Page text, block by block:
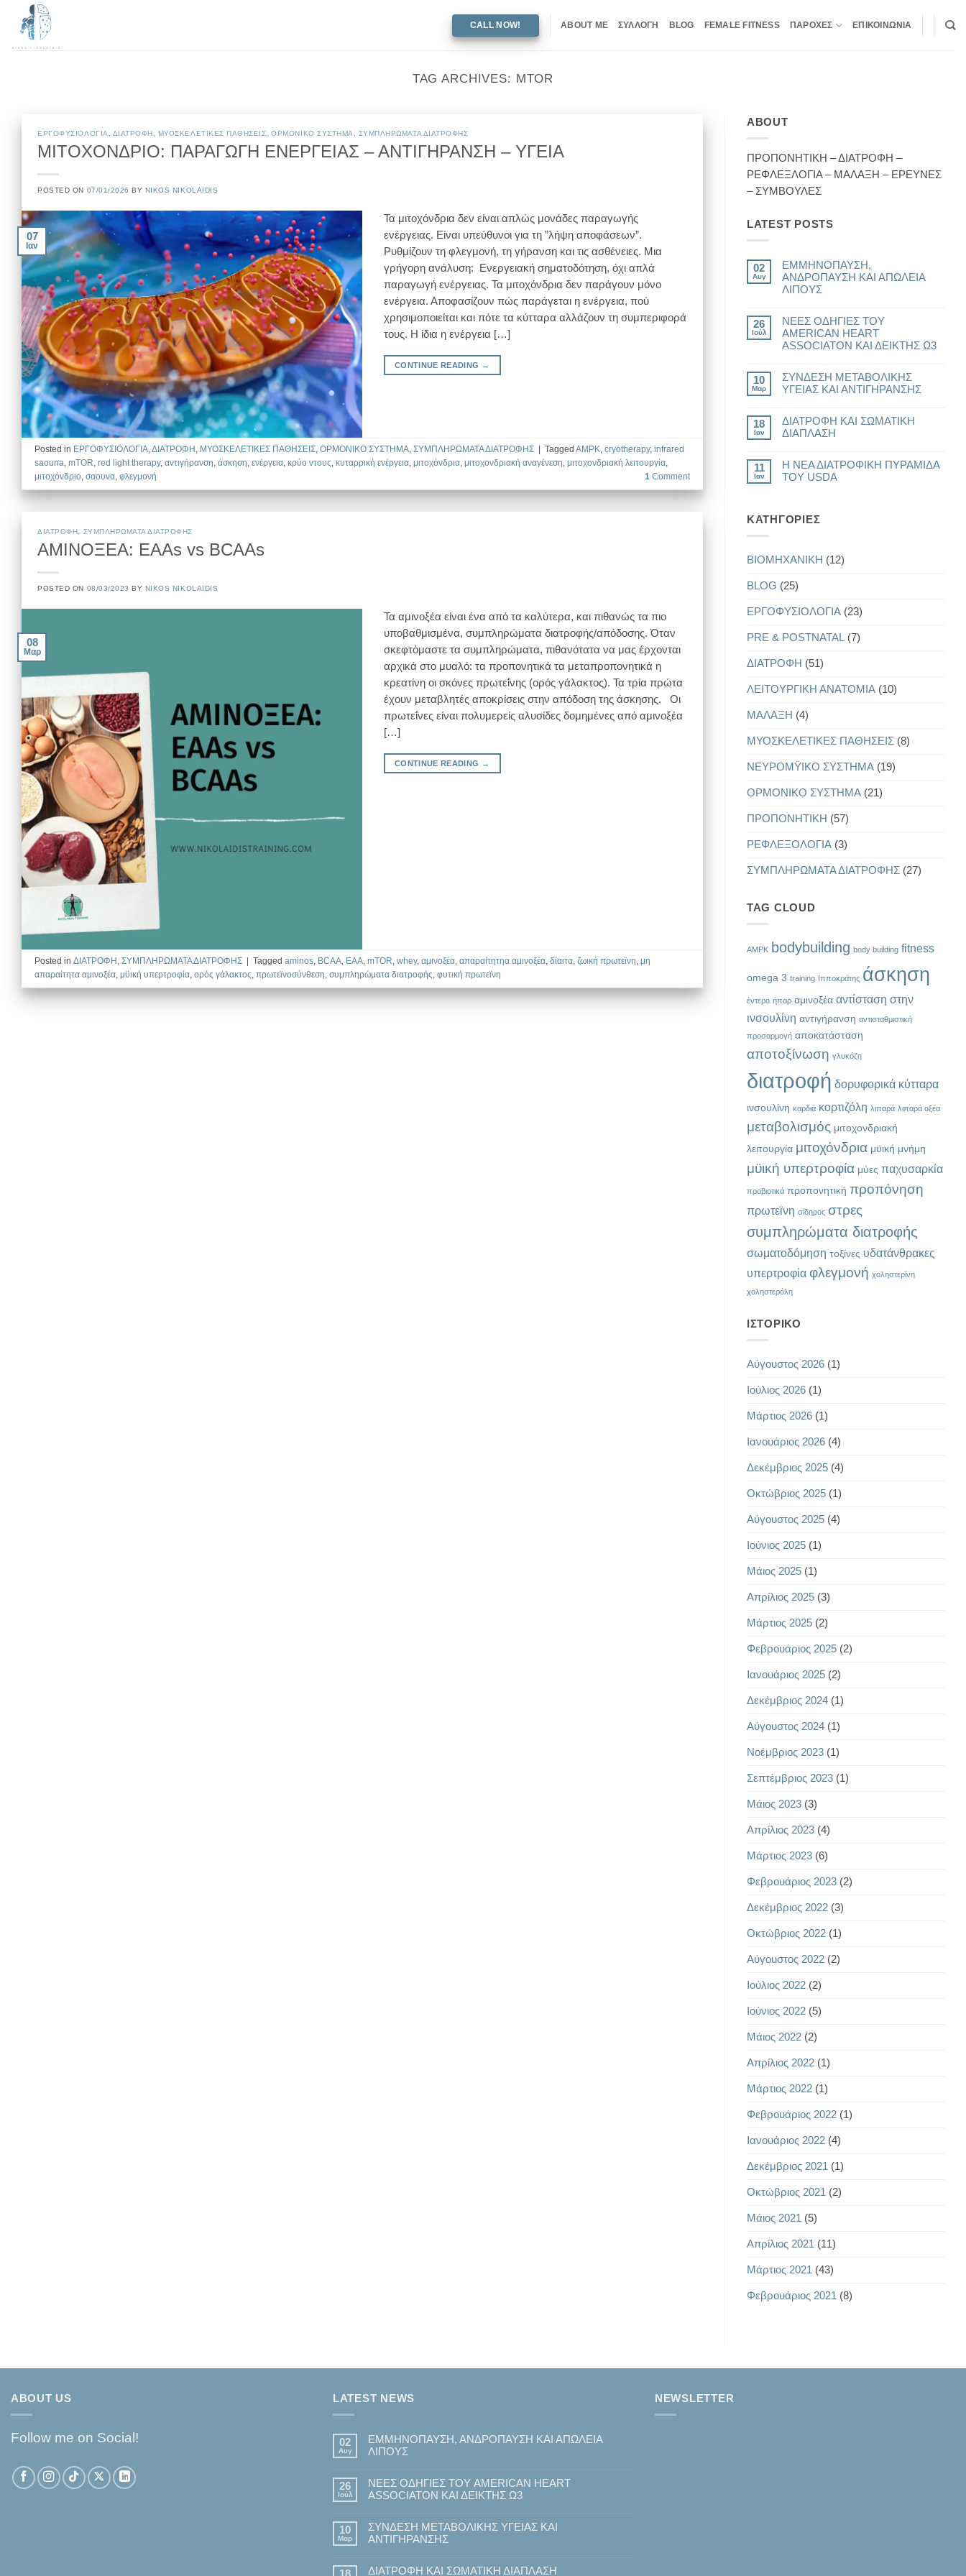
Μετάβαση
περιεχόμενο
CALL NOW! ABOUT ME ΣΥΛΛΟΓΗ BLOG FEMALE FITNESS ΠΑΡΟΧΕΣ ΕΠΙΚΟΙΝΩΝΙΑ
TAG ARCHIVES: MTOR
EΡΓΟΦΥΣΙΟΛΟΓΙΑ ΔΙΑΤΡΟΦΗ ΜΥΟΣΚΕΛΕΤΙΚΕΣ ΠΑΘΗΣΕΙΣ ,ΟΡΜΟΝΙΚΟ ΣΥΣΤΗΜΑ ΣΥΜΠΛΗΡΩΜΑΤΑ ΔΙΑΤΡΟΦΗΣ
ΜΙΤΟΧΟΝΔΡΙΟ: ΠΑΡΑΓΩΓΗ ΕΝΕΡΓΕΙΑΣ – ΑΝΤΙΓΗΡΑΝΣΗ – ΥΓΕΙΑ
POSTED ON 07/01/2026 BY NIKOS NIKOLAIDIS
07
Ιαν
Τα μιτοχόνδρια δεν είναι απλώς μονάδες παραγωγής
ενέργειας. Είναι υπεύθυνοι για τη ”λήψη αποφάσεων”.
Ρυθμίζουν τη φλεγμονή, τη γήρανση και τις ασθένειες. Μια
γρήγορη ανάλυση: Ενεργειακή σηματοδότηση, όχι απλά
παραγωγή ενέργειας. Τα μιτοχόνδρια δεν παράγουν μόνο
ενέργεια. Αποφασίζουν πώς παράγεται η ενέργεια, πού
χρησιμοποιείται και πότε τα κύτταρα αλλάζουν τη συμπεριφορά
τους. Η ίδια η ενέργεια […]
CONTINUE READING →
Posted in EΡΓΟΦΥΣΙΟΛΟΓΙΑ,ΔΙΑΤΡΟΦΗ , ΜΥΟΣΚΕΛΕΤΙΚΕΣ ΠΑΘΗΣΕΙΣ, ΟΡΜΟΝΙΚΟ ΣΥΣΤΗΜΑ, ΣΥΜΠΛΗΡΩΜΑΤΑ ΔΙΑΤΡΟΦΗΣ Tagged AMPK, cryotherapy, infrared
saouna, mTOR, red light therapy, αντιγήρανση, άσκηση, ενέργεια, κρύο ντους, κυταρρική ενέργεια, μιτοχόνδρια, μιτοχονδριακή αναγένεση, μιτοχονδριακή λειτουργία,
μιτοχόνδριο, σαουνα, φλεγμονή 1 Comment
ΔΙΑΤΡΟΦΗ ΣΥΜΠΛΗΡΩΜΑΤΑ ΔΙΑΤΡΟΦΗΣ
ΑΜΙΝΟΞΕΑ: ΕΑΑs vs ΒCΑΑs
POSTED ON 08/03/2023 BY NIKOS NIKOLAIDIS
08
Μαρ
Τα αμινοξέα είναι ένα από τα καλύτερα, και πιθανώς τα πιο
υποβαθμισμένα, συμπληρώματα διατροφής/απόδοσης. Όταν
σκεφτόμαστε τα συμπληρώματα, πιθανότατα να μας έρχονται
αρχικά στο μυαλό: τα προπονητικά τα μεταπροπονητικά η
κρεατίνη οι σκόνες πρωτεΐνης (ορός γάλακτος). Τα τρία πρώτα
έχουν μεταβλητές αποκρίσεις στην απόδοση της άσκησης. Οι
πρωτεΐνες είναι πολυμερείς αλυσίδες δομημένες από αμινοξέα
[…]
CONTINUE READING →
Posted in ΔΙΑΤΡΟΦΗ, ΣΥΜΠΛΗΡΩΜΑΤΑ ΔΙΑΤΡΟΦΗΣ | Tagged aminos, BCAA, EAA, mTOR, whey, αμινοξέα, απαραίτητηα αμινοξέα, δίαιτα, ζωική πρωτεϊνη, μη
απαραίτητα αμινοξέα, μϋική υπερτροφία, ορός γάλακτος, πρωτεϊνοσύνθεση, συμπληρώματα διατροφής, φυτική πρωτεϊνη
ABOUT
ΠΡΟΠΟΝΗΤΙΚΗ – ΔΙΑΤΡΟΦΗ –
ΡΕΦΛΕΞΛΟΓΙΑ – ΜΑΛΑΞΗ – ΕΡΕΥΝΕΣ
– ΣΥΜΒΟΥΛΕΣ
LATEST POSTS
02
Αυγ
ΕΜΜΗΝΟΠΑΥΣΗ,
ΑΝΔΡΟΠΑΥΣΗ ΚΑΙ ΑΠΩΛΕΙΑ
ΛΙΠΟΥΣ
σχόλια
στο
ΕΜΜΗΝΟΠΑΥΣΗ,
ΑΝΔΡΟΠΑΥΣΗ
ΛΙΠΟΥΣ
26
Ιούλ
ΝΕΕΣ ΟΔΗΓΙΕΣ ΤΟΥ
AMERICAN HEART
ASSOCIATON ΚΑΙ ΔΕΙΚΤΗΣ Ω3
σχόλια
στο
ΝΕΕΣ
AMERICAN
HEART
ASSOCIATON
Ω3
10
Μαρ
ΣΥΝΔΕΣΗ ΜΕΤΑΒΟΛΙΚΗΣ
ΥΓΕΙΑΣ ΚΑΙ ΑΝΤΙΓΗΡΑΝΣΗΣ
σχόλια
στο
ΣΥΝΔΕΣΗ
ΚΑΙ
ΑΝΤΙΓΗΡΑΝΣΗΣ
18
Ιαν
ΔΙΑΤΡΟΦΗ ΚΑΙ ΣΩΜΑΤΙΚΗ
ΔΙΑΠΛΑΣΗ
σχόλια
στο
ΔΙΑΤΡΟΦΗ
11
Ιαν
Η ΝΕΑ ΔΙΑΤΡΟΦΙΚΗ ΠΥΡΑΜΙΔΑ
ΤΟΥ USDA
στο
Η
ΤΟΥ
KΑΤΗΓΟΡΊΕΣ
BIOMHXANIKH (12)
BLOG (25)
EΡΓΟΦΥΣΙΟΛΟΓΙΑ (23)
PRE & POSTNATAL (7)
ΔΙΑΤΡΟΦΗ (51)
ΛΕΙΤΟΥΡΓΙΚΗ ΑΝΑΤΟΜΙΑ (10)
ΜΑΛΑΞΗ (4)
ΜΥΟΣΚΕΛΕΤΙΚΕΣ ΠΑΘΗΣΕΙΣ (8)
ΝΕΥΡΟΜΫΙΚΟ ΣΥΣΤΗΜΑ (19)
ΟΡΜΟΝΙΚΟ ΣΥΣΤΗΜΑ (21)
ΠΡΟΠΟΝΗΤΙΚΗ (57)
ΡΕΦΛΕΞΟΛΟΓΙΑ (3)
ΣΥΜΠΛΗΡΩΜΑΤΑ ΔΙΑΤΡΟΦΗΣ (27)
TAG CLOUD
AMPK bodybuilding body building fitness
omega 3 training Ιπποκράτης άσκηση
έντερο ήπαρ αμινοξέα αντίσταση στην
ινσουλίνη αντιγήρανση αντισταθμιστική
προσαρμογή αποκατάσταση
αποτοξίνωση γλυκόζη
διατροφή δορυφορικά κύτταρα
ινσουλίνη καρδιά κορτιζόλη λιπαρά λιπαρά οξέα
μεταβολισμός μιτοχονδριακή
λειτουργία μιτοχόνδρια μϋική μνήμη
μϋική υπερτροφία μύες παχυσαρκία
προβιοτικά προπονητική προπόνηση
πρωτεϊνη σίδηρος στρες
συμπληρώματα διατροφής
σωματοδόμηση τοξίνες υδατάνθρακες
υπερτροφία φλεγμονή χοληστερίνη
χοληστερόλη
ΙΣΤΟΡΙΚΌ
Αύγουστος 2026 (1)
Ιούλιος 2026 (1)
Μάρτιος 2026 (1)
Ιανουάριος 2026 (4)
Δεκέμβριος 2025 (4)
Οκτώβριος 2025 (1)
Αύγουστος 2025 (4)
Ιούνιος 2025 (1)
Μάιος 2025 (1)
Απρίλιος 2025 (3)
Μάρτιος 2025 (2)
Φεβρουάριος 2025 (2)
Ιανουάριος 2025 (2)
Δεκέμβριος 2024 (1)
Αύγουστος 2024 (1)
Νοέμβριος 2023 (1)
Σεπτέμβριος 2023 (1)
Μάιος 2023 (3)
Απρίλιος 2023 (4)
Μάρτιος 2023 (6)
Φεβρουάριος 2023 (2)
Δεκέμβριος 2022 (3)
Οκτώβριος 2022 (1)
Αύγουστος 2022 (2)
Ιούλιος 2022 (2)
Ιούνιος 2022 (5)
Μάιος 2022 (2)
Απρίλιος 2022 (1)
Μάρτιος 2022 (1)
Φεβρουάριος 2022 (1)
Ιανουάριος 2022 (4)
Δεκέμβριος 2021 (1)
Οκτώβριος 2021 (2)
Μάιος 2021 (5)
Απρίλιος 2021 (11)
Μάρτιος 2021 (43)
Φεβρουάριος 2021 (8)
ABOUT US
Follow me on Social!
LATEST NEWS
02
Αυγ
ΕΜΜΗΝΟΠΑΥΣΗ, ΑΝΔΡΟΠΑΥΣΗ ΚΑΙ ΑΠΩΛΕΙΑ
ΛΙΠΟΥΣ
σχόλια
στο
ΕΜΜΗΝΟΠΑΥΣΗ,
ΑΠΩΛΕΙΑ
ΛΙΠΟΥΣ
26
Ιούλ
ΝΕΕΣ ΟΔΗΓΙΕΣ ΤΟΥ AMERICAN HEART
ASSOCIATON ΚΑΙ ΔΕΙΚΤΗΣ Ω3
σχόλια
στο
ΝΕΕΣ
AMERICAN
10
Μαρ
ΣΥΝΔΕΣΗ ΜΕΤΑΒΟΛΙΚΗΣ ΥΓΕΙΑΣ ΚΑΙ
ΑΝΤΙΓΗΡΑΝΣΗΣ
σχόλια
ΔΙΑΤΡΟΦΗ ΚΑΙ ΣΩΜΑΤΙΚΗ ΔΙΑΠΛΑΣΗ
NEWSLETTER